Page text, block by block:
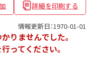
詳細を印刷する
情報更新日：1970-01-01
りませんでした。
ってください。